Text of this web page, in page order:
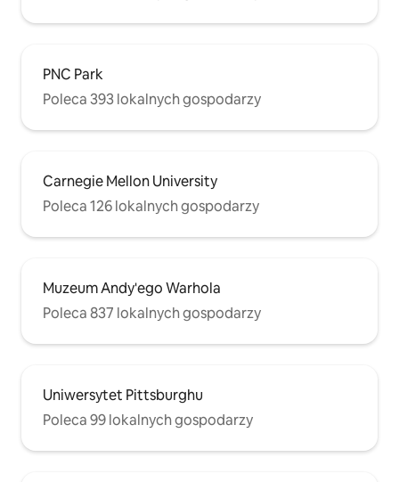
PNC Park
Poleca 393 lokalnych gospodarzy
Carnegie Mellon University
Poleca 126 lokalnych gospodarzy
Muzeum Andy'ego Warhola
Poleca 837 lokalnych gospodarzy
Uniwersytet Pittsburghu
Poleca 99 lokalnych gospodarzy